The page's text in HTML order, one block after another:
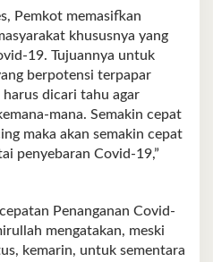
Pemkot memasifkan
khususnya yang
19. Tujuannya untuk
berpotensi terpapar
dicari tahu agar
mana. Semakin cepat
maka akan semakin cepat
penyebaran Covid-19,”
Penanganan Covid-
mengatakan, meski
kemarin, untuk sementara